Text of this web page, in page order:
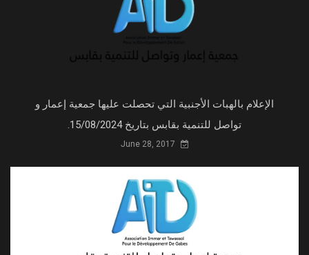
الإعلام بالهبات الأجنبية التي تحصلت عليها جمعية إعمار و
تواصل للتنمية بقابس بتاريخ 15/08/2024.